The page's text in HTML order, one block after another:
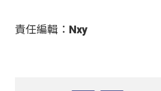
責任編輯：Nxy